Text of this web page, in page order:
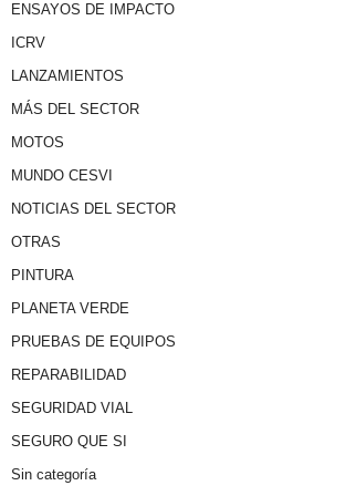
ENSAYOS DE IMPACTO
ICRV
LANZAMIENTOS
MÁS DEL SECTOR
MOTOS
MUNDO CESVI
NOTICIAS DEL SECTOR
OTRAS
PINTURA
PLANETA VERDE
PRUEBAS DE EQUIPOS
REPARABILIDAD
SEGURIDAD VIAL
SEGURO QUE SI
Sin categoría